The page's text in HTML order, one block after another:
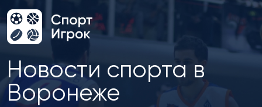
Новости спорта в
Воронеже